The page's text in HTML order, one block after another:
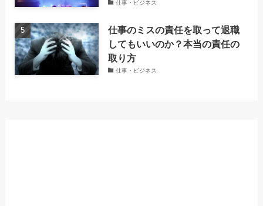
仕事・ビジネス
仕事のミスの責任を取って退職
してもいいのか？本当の責任の
取り方
仕事・ビジネス